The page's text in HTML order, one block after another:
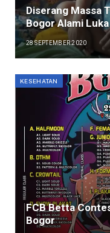
Diserang Massa
Bogor Alami
28 SEPTEMBER 2020
KESEHATAN
FCB Betta
Bogor